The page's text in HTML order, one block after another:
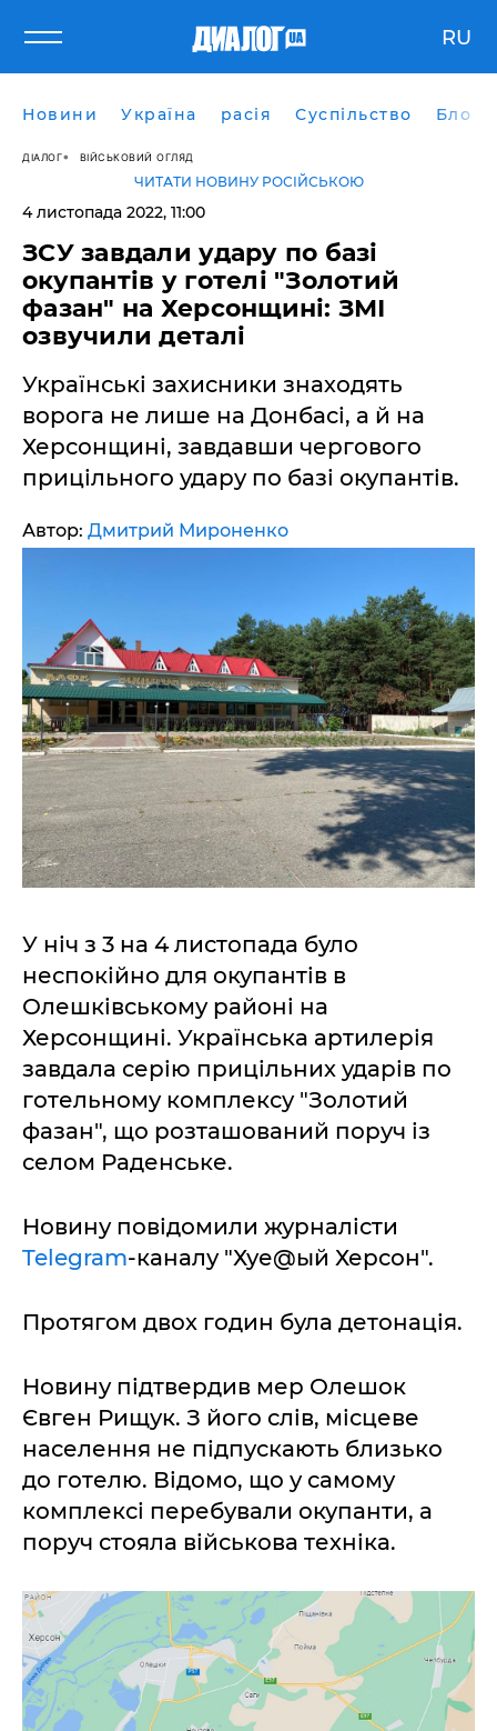
RU
Новини Україна расія Суспільство Блоги
ДІАЛОГ ВІЙСЬКОВИЙ ОГЛЯД
ЧИТАТИ НОВИНУ РОСІЙСЬКОЮ
4 листопада 2022, 11:00
ЗСУ завдали удару по базі
окупантів у готелі "Золотий
фазан" на Херсонщині: ЗМІ
озвучили деталі
Українські захисники знаходять
ворога не лише на Донбасі, а й на
Херсонщині, завдавши чергового
прицільного удару по базі окупантів.
Автор: Дмитрий Мироненко
У ніч з 3 на 4 листопада було
неспокійно для окупантів в
Олешківському районі на
Херсонщині. Українська артилерія
завдала серію прицільних ударів по
готельному комплексу "Золотий
фазан", що розташований поруч із
селом Раденське.
Новину повідомили журналісти
Telegram-каналу "Хуе@ый Херсон".
Протягом двох годин була детонація.
Новину підтвердив мер Олешок
Євген Рищук. З його слів, місцеве
населення не підпускають близько
до готелю. Відомо, що у самому
комплексі перебували окупанти, а
поруч стояла військова техніка.